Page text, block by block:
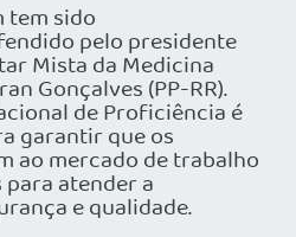
tem sido
pelo presidente
Mista da Medicina
Gonçalves (PP-RR).
de Proficiência é
garantir que os
ao mercado de trabalho
atender a
e qualidade.